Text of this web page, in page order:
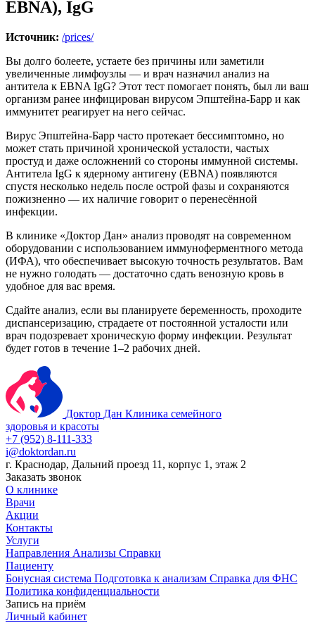
EBNA), IgG
Источник: /prices/
Вы долго болеете, устаете без причины или заметили
увеличенные лимфоузлы — и врач назначил анализ на
антитела к EBNA IgG? Этот тест помогает понять, был ли ваш
организм ранее инфицирован вирусом Эпштейна-Барр и как
иммунитет реагирует на него сейчас.
Вирус Эпштейна-Барр часто протекает бессимптомно, но
может стать причиной хронической усталости, частых
простуд и даже осложнений со стороны иммунной системы.
Антитела IgG к ядерному антигену (EBNA) появляются
спустя несколько недель после острой фазы и сохраняются
пожизненно — их наличие говорит о перенесённой
инфекции.
В клинике «Доктор Дан» анализ проводят на современном
оборудовании с использованием иммуноферментного метода
(ИФА), что обеспечивает высокую точность результатов. Вам
не нужно голодать — достаточно сдать венозную кровь в
удобное для вас время.
Сдайте анализ, если вы планируете беременность, проходите
диспансеризацию, страдаете от постоянной усталости или
врач подозревает хроническую форму инфекции. Результат
будет готов в течение 1–2 рабочих дней.
Доктор Дан Клиника семейного
здоровья и красоты
+7 (952) 8-111-333
i@doktordan.ru
г. Краснодар, Дальний проезд 11, корпус 1, этаж 2
Заказать звонок
О клинике
Врачи
Акции
Контакты
Услуги
Направления Анализы Справки
Пациенту
Бонусная система Подготовка к анализам Справка для ФНС
Политика конфиденциальности
Запись на приём
Личный кабинет